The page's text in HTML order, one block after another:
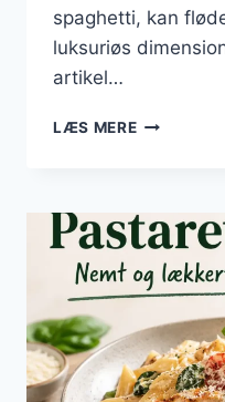
spaghetti, kan
luksuriøs
artikel…
LÆS MERE
CREMEDE
VARIANT